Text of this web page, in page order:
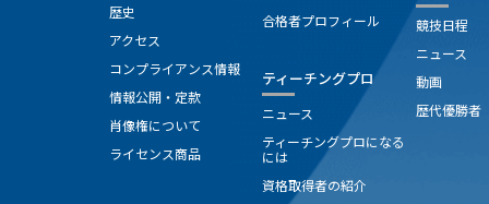
歴史
アクセス
コンプライアンス情報
情報公開・定款
肖像権について
ライセンス商品
合格者プロフィール
ティーチングプロ
ニュース
ティーチングプロになる
には
資格取得者の紹介
競技日程
ニュース
動画
歴代優勝者